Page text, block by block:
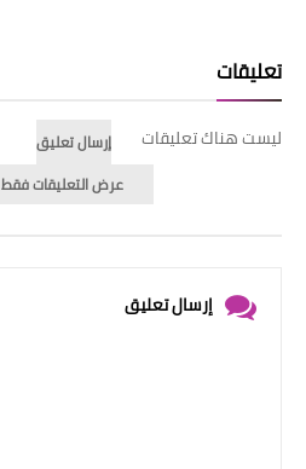
تعليقات
ليست هناك تعليقات
إرسال تعليق
عرض التعليقات فقط
إرسال تعليق